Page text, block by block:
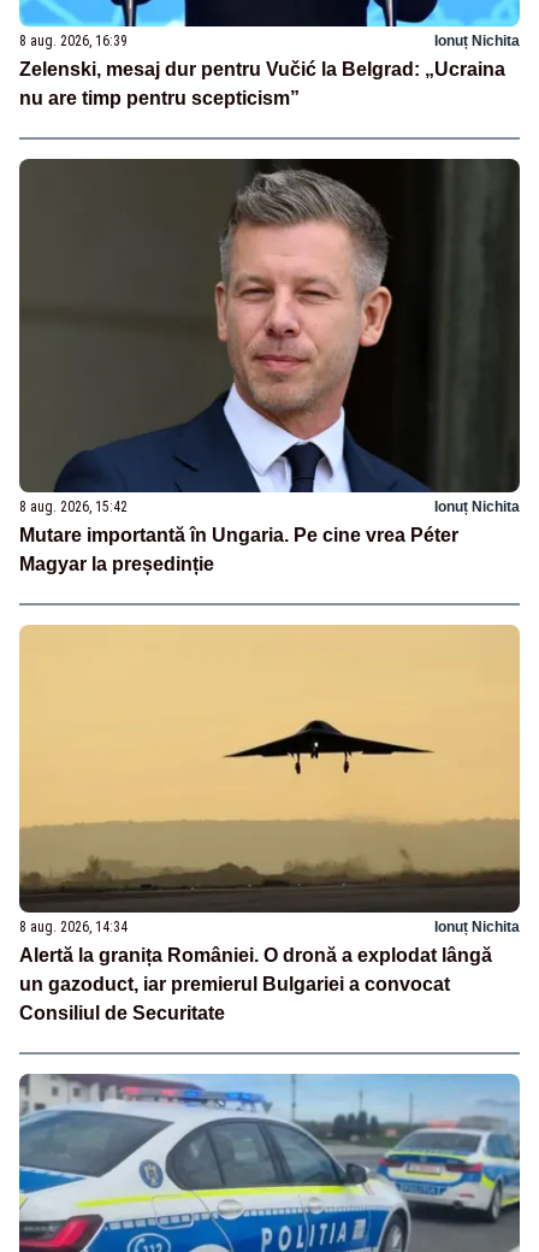
8 aug. 2026, 16:39 Ionuț Nichita
Zelenski, mesaj dur pentru Vučić la Belgrad: „Ucraina
nu are timp pentru scepticism”
8 aug. 2026, 15:42 Ionuț Nichita
Mutare importantă în Ungaria. Pe cine vrea Péter
Magyar la președinție
8 aug. 2026, 14:34 Ionuț Nichita
Alertă la granița României. O dronă a explodat lângă
un gazoduct, iar premierul Bulgariei a convocat
Consiliul de Securitate